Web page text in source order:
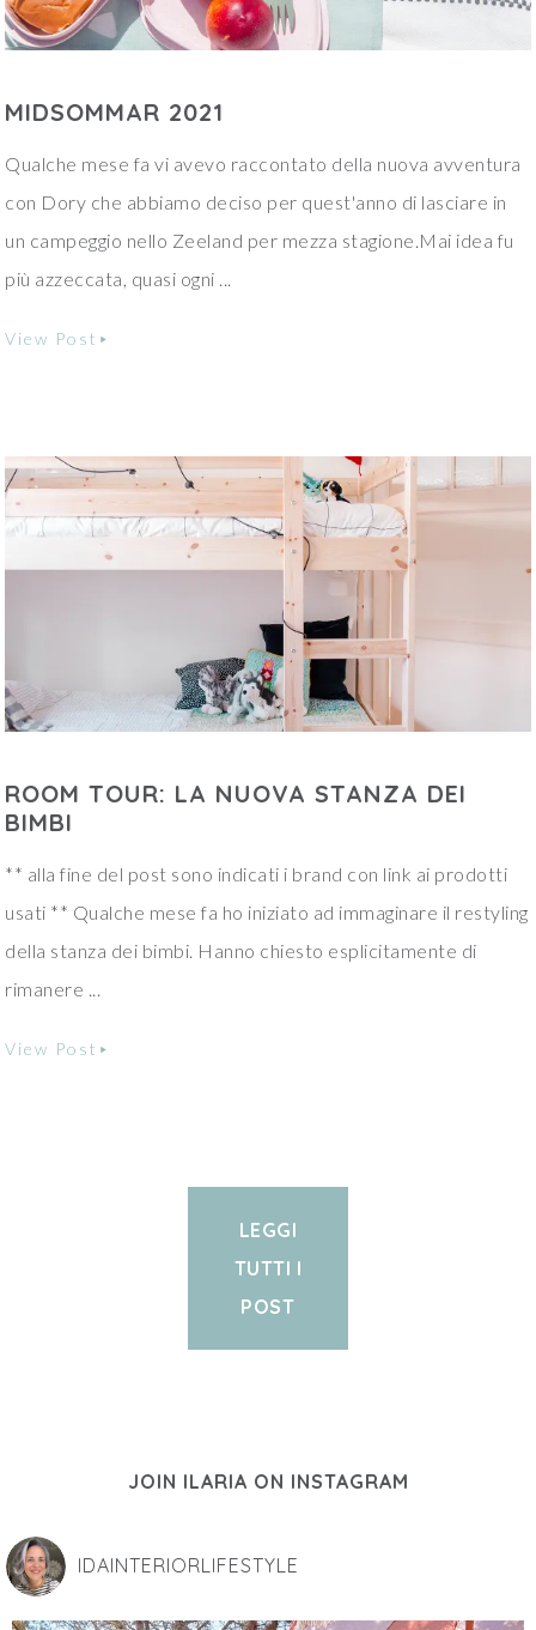
MIDSOMMAR 2021
Qualche mese fa vi avevo raccontato della nuova avventura
con Dory che abbiamo deciso per quest'anno di lasciare in
un campeggio nello Zeeland per mezza stagione.Mai idea fu
più azzeccata, quasi ogni ...
View Post
ROOM TOUR: LA NUOVA STANZA DEI
BIMBI
** alla fine del post sono indicati i brand con link ai prodotti
usati ** Qualche mese fa ho iniziato ad immaginare il restyling
della stanza dei bimbi. Hanno chiesto esplicitamente di
rimanere ...
View Post
LEGGI
TUTTI I
POST
JOIN ILARIA ON INSTAGRAM
IDAINTERIORLIFESTYLE